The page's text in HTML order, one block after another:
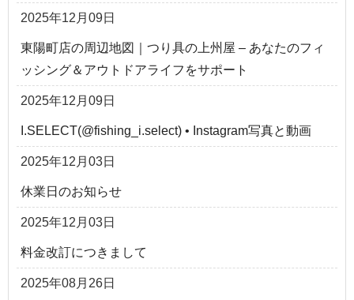
2025年12月09日
東陽町店の周辺地図｜つり具の上州屋 – あなたのフィ
ッシング＆アウトドアライフをサポート
2025年12月09日
I.SELECT(@fishing_i.select) • Instagram写真と動画
2025年12月03日
休業日のお知らせ
2025年12月03日
料金改訂につきまして
2025年08月26日